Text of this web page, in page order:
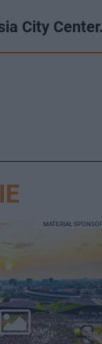
City
MATERIAŁ